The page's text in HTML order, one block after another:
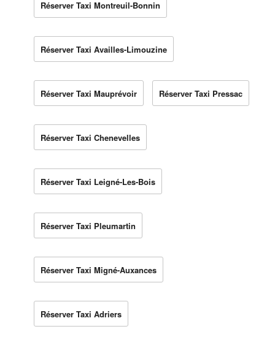
Réserver Taxi Montreuil-Bonnin
Réserver Taxi Availles-Limouzine
Réserver Taxi Mauprévoir Réserver Taxi Pressac
Réserver Taxi Chenevelles
Réserver Taxi Leigné-Les-Bois
Réserver Taxi Pleumartin
Réserver Taxi Migné-Auxances
Réserver Taxi Adriers